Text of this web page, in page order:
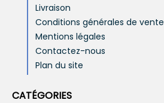
Livraison
Conditions générales de vente
Mentions légales
Contactez-nous
Plan du site
CATÉGORIES